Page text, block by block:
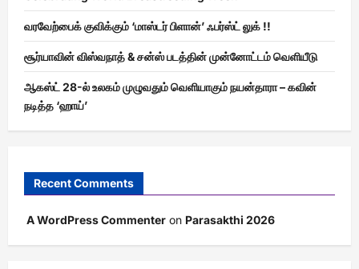
வரவேற்பைக் குவிக்கும் ‘மாஸ்டர் பிளான்’ ஃபர்ஸ்ட் லுக் !!
சூர்யாவின் விஸ்வநாத் & சன்ஸ் படத்தின் முன்னோட்டம் வெளியீடு
ஆகஸ்ட் 28-ல் உலகம் முழுவதும் வெளியாகும் நயன்தாரா – கவின்
நடித்த ‘ஹாய்’
Recent Comments
A WordPress Commenter on Parasakthi 2026